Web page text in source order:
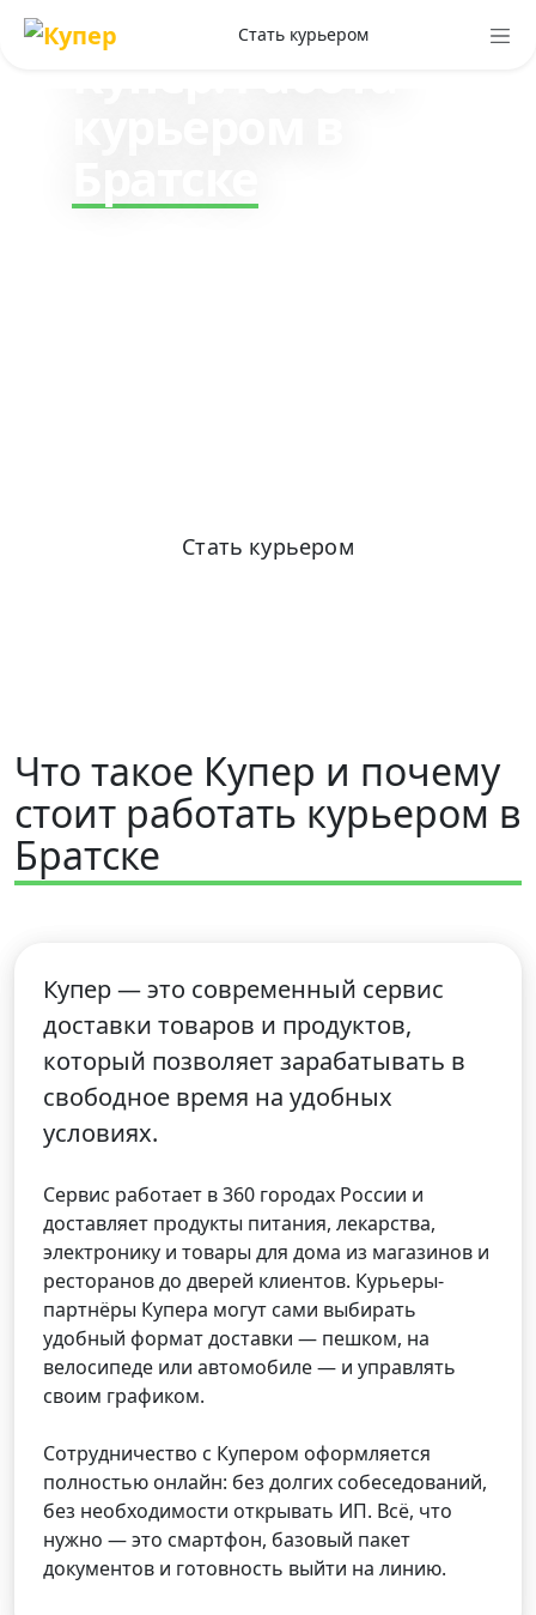
Стать курьером
клиентам
Стать курьером
Что такое Купер и почему
стоит работать курьером в
Братске
Купер — это современный сервис
доставки товаров и продуктов,
который позволяет зарабатывать в
свободное время на удобных
условиях.
Сервис работает в 360 городах России и
доставляет продукты питания, лекарства,
электронику и товары для дома из магазинов и
ресторанов до дверей клиентов. Курьеры-
партнёры Купера могут сами выбирать
удобный формат доставки — пешком, на
велосипеде или автомобиле — и управлять
своим графиком.
Сотрудничество с Купером оформляется
полностью онлайн: без долгих собеседований,
без необходимости открывать ИП. Всё, что
нужно — это смартфон, базовый пакет
документов и готовность выйти на линию.